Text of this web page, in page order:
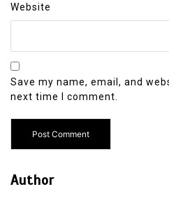
Website
Save my name, email, and
next time I comment.
Author